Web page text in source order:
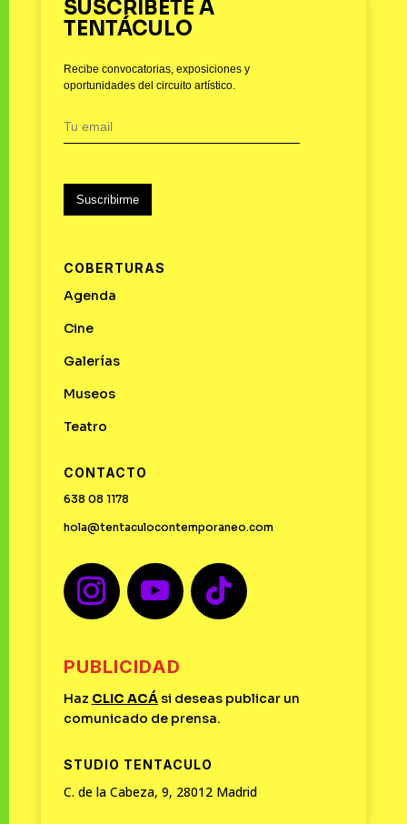
SUSCRÍBETE A
TENTÁCULO
Recibe convocatorias, exposiciones y
oportunidades del circuito artístico.
Suscribirme
COBERTURAS
Agenda
Cine
Galerías
Museos
Teatro
CONTACTO
638 08 1178
hola@tentaculocontemporaneo.com
PUBLICIDAD
Haz CLIC ACÁsi deseas publicar un
comunicado de prensa.
STUDIO TENTACULO
C. de la Cabeza, 9, 28012 Madrid